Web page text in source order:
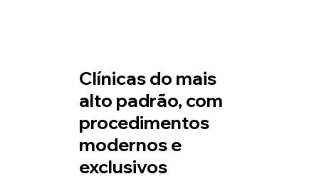
Clínicas do mais
alto padrão, com
procedimentos
modernos e
exclusivos